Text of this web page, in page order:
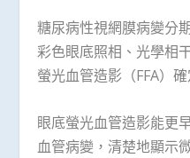
糖尿病性視網膜病變分
彩色眼底照相、光學相
螢光血管造影（FFA）確
眼底螢光血管造影能更
血管病變，清楚地顯示